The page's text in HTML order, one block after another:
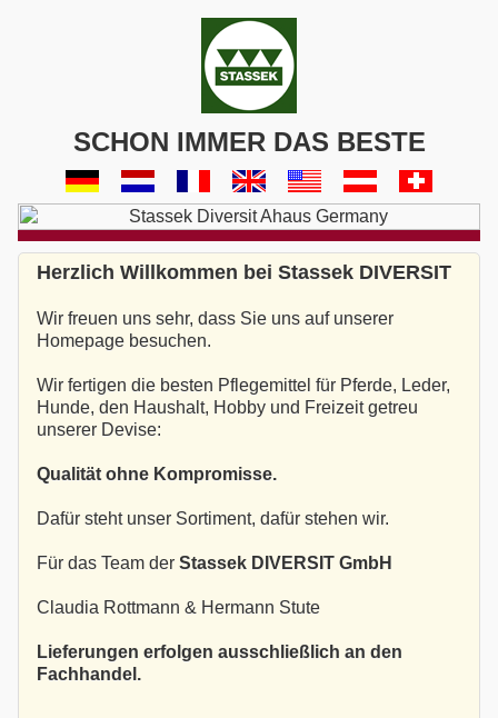
SCHON IMMER DAS BESTE
Herzlich Willkommen bei Stassek DIVERSIT
Wir freuen uns sehr, dass Sie uns auf unserer
Homepage besuchen.
Wir fertigen die besten Pflegemittel für Pferde, Leder,
Hunde, den Haushalt, Hobby und Freizeit getreu
unserer Devise:
Qualität ohne Kompromisse.
Dafür steht unser Sortiment, dafür stehen wir.
Für das Team der Stassek DIVERSIT GmbH
Claudia Rottmann & Hermann Stute
Lieferungen erfolgen ausschließlich an den
Fachhandel.